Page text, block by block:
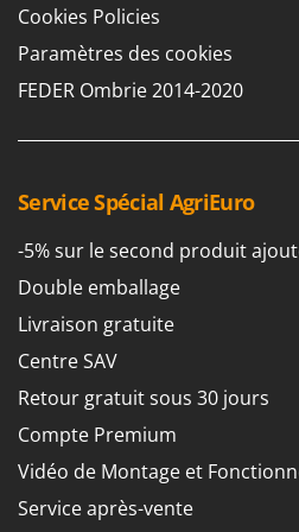
Machines pour la
Machines sous vide
Motobineuses
Motopompes pour irrigation
Moulins à céréales
Moulins à farine
N
Nettoyeurs et Balais à
Nettoyeurs haute pression
Nettoyeurs tapis,
P
Peignes vibreurs et
Pelles rétros pour tracteur
Famur
FARMER
FBC
Ferrua
FINI
Fiorentini
Fiskars
Flymo
Fontana Forni
Forest Master
Cookies Policies
Paramètres des cookies
FEDER Ombrie 2014-2020
Service Spécial AgriEuro
-5% sur le second produit
Double emballage
Livraison gratuite
Centre SAV
Retour gratuit sous 30 jours
Compte Premium
Vidéo de Montage et
Service après-vente